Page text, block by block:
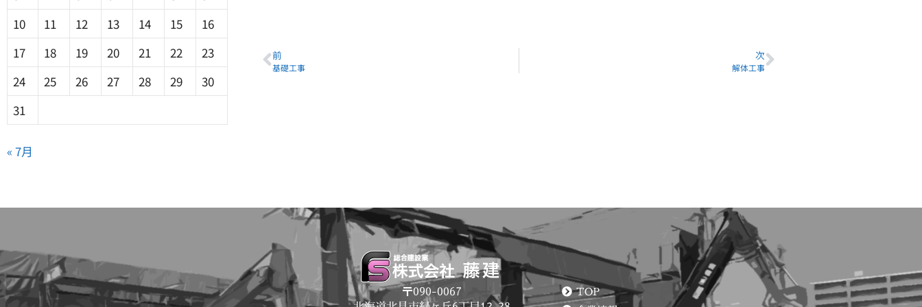
10
11 12 13 14 15
16
17
18 19 20 21 22
23
24
25 26 27 28 29
30
31
« 7月
前
基礎工事
次
解体工事
〒090-0067
TOP